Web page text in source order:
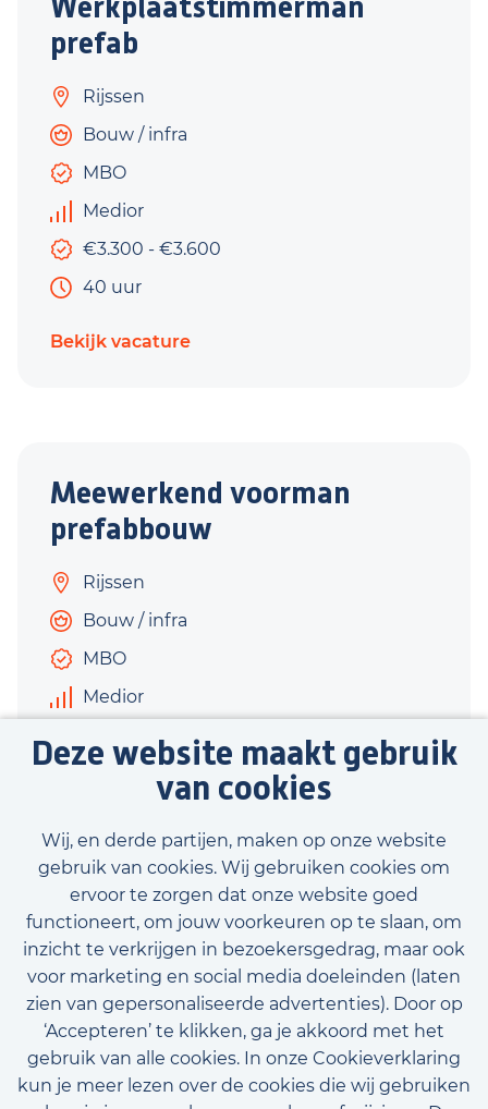
Deze website maakt gebruik
van cookies
Wij, en derde partijen, maken op onze website
gebruik van cookies. Wij gebruiken cookies om
ervoor te zorgen dat onze website goed
functioneert, om jouw voorkeuren op te slaan, om
inzicht te verkrijgen in bezoekersgedrag, maar ook
voor marketing en social media doeleinden (laten
zien van gepersonaliseerde advertenties). Door op
‘Accepteren’ te klikken, ga je akkoord met het
gebruik van alle cookies. In onze Cookieverklaring
kun je meer lezen over de cookies die wij gebruiken
prefab
Rijssen
Bouw / infra
MBO
Medior
€3.300 - €3.600
40 uur
Bekijk vacature
Meewerkend voorman
prefabbouw
Rijssen
Bouw / infra
MBO
Medior
€3.500 - €5.500
Bekijk vacature
Bekijk onze beschikbare vacatures